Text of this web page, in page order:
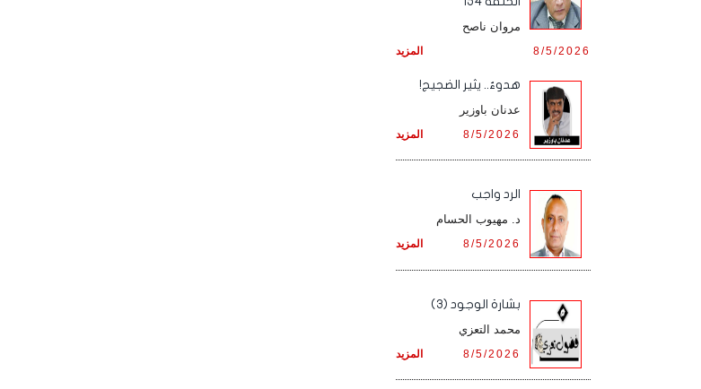
مروان ناصح
المزيد 8/5/2026
هدوءٌ.. يثير الضجيج!
عدنان باوزير
المزيد 8/5/2026
الرد واجب
د. مهيوب الحسام
المزيد 8/5/2026
بشارة الوجود (3)
محمد التعزي
المزيد 8/5/2026